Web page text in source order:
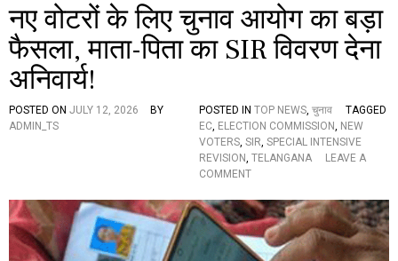
ఎ
న్
.
ర్
రా
వు
नए वोटरों के लिए चुनाव आयोग का बड़ा
फैसला, माता-पिता का SIR विवरण देना
अनिवार्य!
POSTED ON JULY 12, 2026
BY
ADMIN_TS
POSTED IN TOP NEWS, चुनाव
TAGGED
EC, ELECTION COMMISSION, NEW
VOTERS, SIR, SPECIAL INTENSIVE
REVISION, TELANGANA
LEAVE A
COMMENTO
न
ए
वो
ट